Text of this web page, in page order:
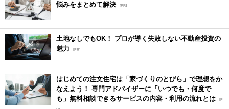
悩みをまとめて解決 [PR]
土地なしでもOK！ プロが導く失敗しない不動産投資の
魅力
[PR]
はじめての注文住宅は「家づくりのとびら」で理想をか
なえよう！ 専門アドバイザーに「いつでも・何度で
も」無料相談できるサービスの内容・利用の流れとは [P